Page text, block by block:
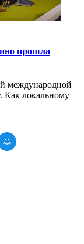
прошла
международной
Как локальному